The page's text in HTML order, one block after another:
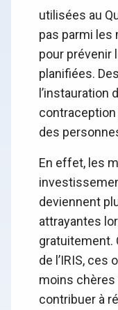
utilisées au
pas parmi les
pour prévenir
planifiées.
l’instauration
des
En effet, les
deviennent
attrayantes
gratuitement.
de l’IRIS,
moins chères
contribuer à